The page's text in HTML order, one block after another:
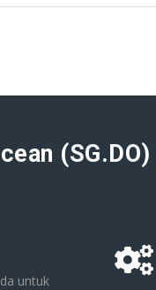
(SG.DO)
untuk